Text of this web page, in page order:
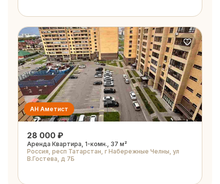
АН Аметист
28 000 ₽
Аренда Квартира, 1-комн., 37 м²
Россия, респ Татарстан, г Набережные Челны, ул
В.Гостева, д 7Б